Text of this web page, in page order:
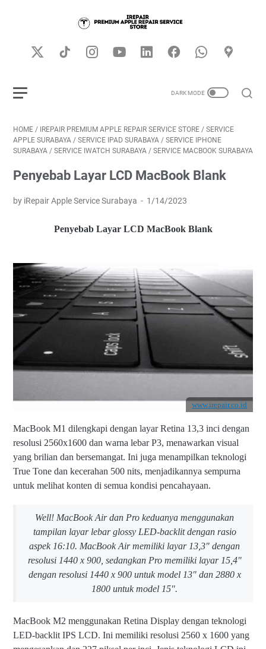
HOME / IREPAIR PREMIUM APPLE REPAIR SERVICE STORE / SERVICE
APPLE SURABAYA / SERVICE IPAD SURABAYA / SERVICE IPHONE
SURABAYA / SERVICE IWATCH SURABAYA / SERVICE MACBOOK SURABAYA
Penyebab Layar LCD MacBook Blank
by iRepair Apple Service Surabaya 1/14/2023
Penyebab Layar LCD MacBook Blank
www.irepair.co.id
MacBook M1 dilengkapi dengan layar Retina 13,3 inci dengan
resolusi 2560x1600 dan warna lebar P3, menawarkan visual
yang brilian dan bersemangat. Ini juga menampilkan teknologi
True Tone dan kecerahan 500 nits, menjadikannya sempurna
untuk melihat konten di semua kondisi pencahayaan.
Well! MacBook Air dan Pro keduanya menggunakan
tampilan layar lebar glossy LED-backlit dengan rasio
aspek 16:10. MacBook Air memiliki layar 13,3" dengan
resolusi 1440 x 900, sedangkan Pro memiliki layar 15,4"
dengan resolusi 1440 x 900 untuk model 13" dan 2880 x
1800 untuk model 15".
MacBook M2 menggunakan Retina Display dengan teknologi
LED-backlit IPS LCD. Ini memiliki resolusi 2560 x 1600 yang